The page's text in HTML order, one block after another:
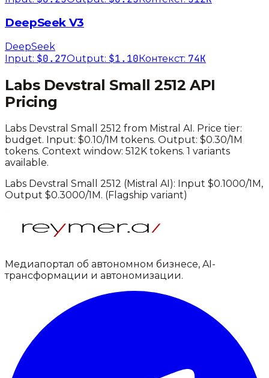
DeepSeek V3
DeepSeek
Input: $0.27Output: $1.10 Контекст: 74K
Labs Devstral Small 2512 API
Pricing
Labs Devstral Small 2512 from Mistral AI. Price tier:
budget. Input: $0.10/1M tokens. Output: $0.30/1M
tokens. Context window: 512K tokens. 1 variants
available.
Labs Devstral Small 2512 (Mistral AI): Input $0.1000/1M,
Output $0.3000/1M. (Flagship variant)
Медиапортал об автономном бизнесе, AI-
трансформации и автономизации.